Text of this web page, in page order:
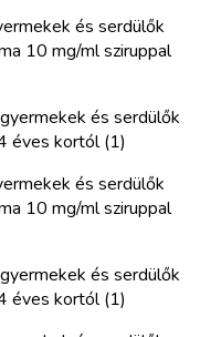
és serdülők
10 mg/ml sziruppal
és serdülők
éves kortól (1)
és serdülők
10 mg/ml sziruppal
és serdülők
éves kortól (1)